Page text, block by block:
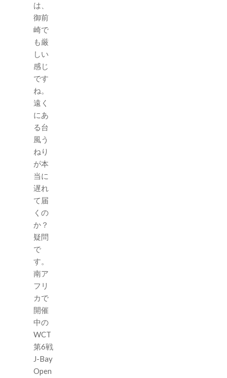
は、
御前
崎で
も厳
しい
感じ
です
ね。
遠く
にあ
る台
風う
ねり
が本
当に
遅れ
て届
くの
か？
疑問
で
す。
南ア
フリ
カで
開催
中の
WCT
第6戦
J-Bay
Open